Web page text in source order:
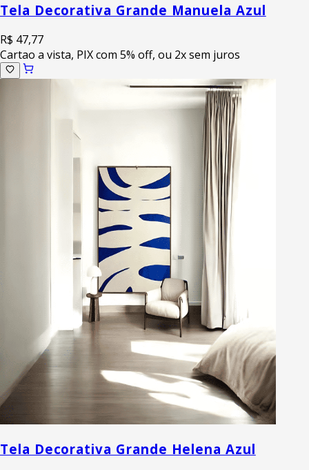
Tela Decorativa Grande Manuela Azul
R$ 47,77
Cartao a vista, PIX com 5% off, ou 2x sem juros
Tela Decorativa Grande Helena Azul